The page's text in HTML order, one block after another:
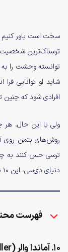
سخت است باور
ترسناک‌ترین
توانسته وحشت را به
شاید او توانایی
افرادی شود که چنین
ولی با این حال،
روش‌های بتمن روی
ترسی حس کنند به
دنیای دی‌سی، این ۱۰ نفر جزو شخصیت‌هایی هستند که از بتمن نمی‌ترسند.
فهرست محتوا
۱۰. آماندا والر (Amanda Waller)